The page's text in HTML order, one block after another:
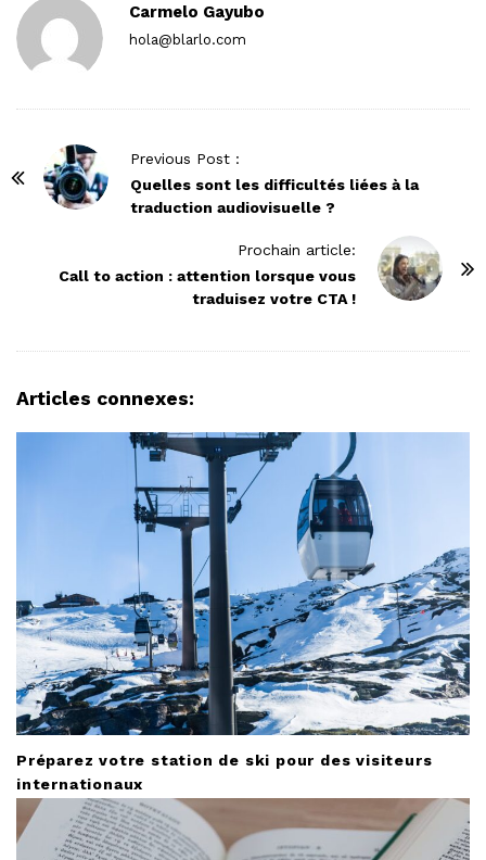
Carmelo Gayubo
hola@blarlo.com
Previous Post :
Quelles sont les difficultés liées à la
traduction audiovisuelle ?
Prochain article:
Call to action : attention lorsque vous
traduisez votre CTA !
Articles connexes:
Préparez votre station de ski pour des visiteurs
internationaux